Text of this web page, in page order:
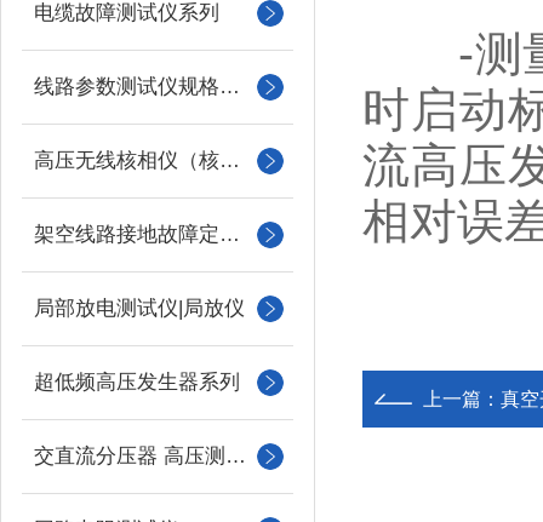
电缆故障测试仪系列
线路参数测试仪规格型号
高压无线核相仪（核相器）
架空线路接地故障定位仪
局部放电测试仪|局放仪
超低频高压发生器系列
交直流分压器 高压测量仪
-测量
时启动
流高压
相对误
上一篇： 真